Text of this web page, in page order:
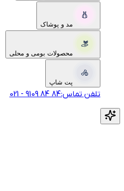
مد و پوشاک
محصولات بومی و محلی
پت شاپ
تلفن تماس: 021-‎9109‎ ‎84‎ ‎84‎